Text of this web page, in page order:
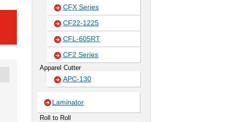
CFX Series
CF22-1225
CFL-605RT
CF2 Series
Apparel Cutter
APC-130
Laminator
Roll to Roll